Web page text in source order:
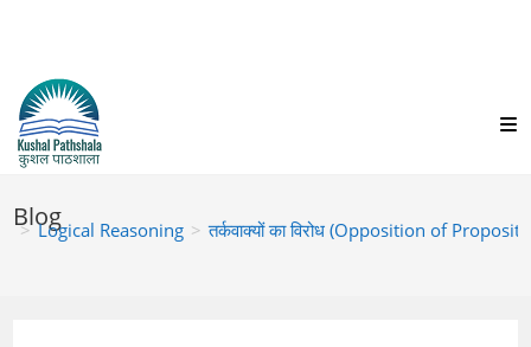
content
Blog
> Logical Reasoning > तर्कवाक्यों का विरोध (Opposition of